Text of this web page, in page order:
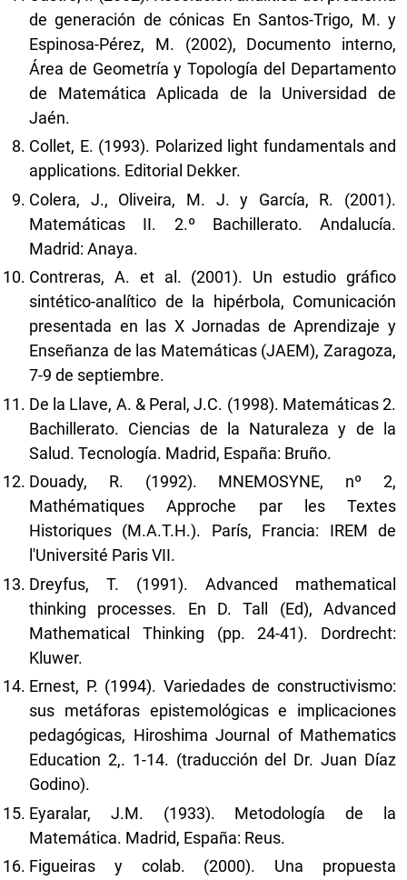
de generación de cónicas En Santos-Trigo, M. y
Espinosa-Pérez, M. (2002), Documento interno,
Área de Geometría y Topología del Departamento
de Matemática Aplicada de la Universidad de
Jaén.
Collet, E. (1993). Polarized light fundamentals and
applications. Editorial Dekker.
Colera, J., Oliveira, M. J. y García, R. (2001).
Matemáticas II. 2.º Bachillerato. Andalucía.
Madrid: Anaya.
Contreras, A. et al. (2001). Un estudio gráfico
sintético-analítico de la hipérbola, Comunicación
presentada en las X Jornadas de Aprendizaje y
Enseñanza de las Matemáticas (JAEM), Zaragoza,
7-9 de septiembre.
De la Llave, A. & Peral, J.C. (1998). Matemáticas 2.
Bachillerato. Ciencias de la Naturaleza y de la
Salud. Tecnología. Madrid, España: Bruño.
Douady, R. (1992). MNEMOSYNE, nº 2,
Mathématiques Approche par les Textes
Historiques (M.A.T.H.). París, Francia: IREM de
l'Université Paris VII.
Dreyfus, T. (1991). Advanced mathematical
thinking processes. En D. Tall (Ed), Advanced
Mathematical Thinking (pp. 24-41). Dordrecht:
Kluwer.
Ernest, P. (1994). Variedades de constructivismo:
sus metáforas epistemológicas e implicaciones
pedagógicas, Hiroshima Journal of Mathematics
Education 2,. 1-14. (traducción del Dr. Juan Díaz
Godino).
Eyaralar, J.M. (1933). Metodología de la
Matemática. Madrid, España: Reus.
Figueiras y colab. (2000). Una propuesta